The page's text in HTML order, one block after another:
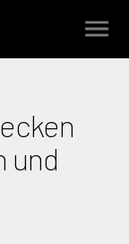
und